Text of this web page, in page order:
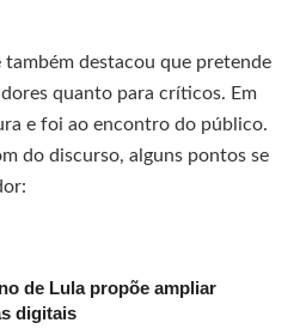
destacou que pretende
quanto para críticos. Em
e foi ao encontro do público.
do discurso, alguns pontos se
de Lula propõe ampliar
digitais